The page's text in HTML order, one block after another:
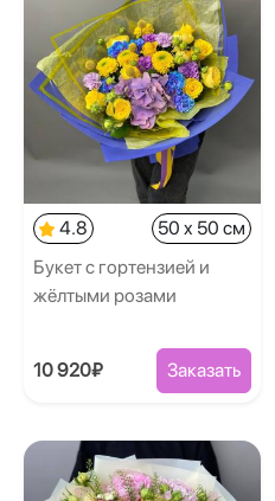
4.8
50 x 50 см
Букет с гортензией и
жёлтыми розами
10 920₽ Заказать